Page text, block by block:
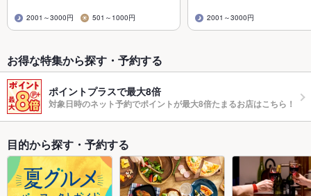
2001～3000円 501～1000円 2001～3000円
お得な特集から探す・予約する
ポイントプラスで最大8倍
対象日時のネット予約でポイントが最大8倍たまるお店はこちら！
目的から探す・予約する